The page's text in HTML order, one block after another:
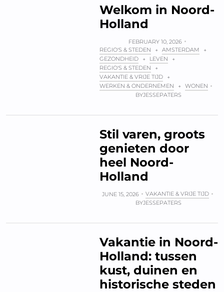
Welkom in Noord-
Holland
FEBRUARY 10, 2026
REGIO'S & STEDEN
+ AMSTERDAM
+
GEZONDHEID
+ LEVEN
+
REGIO'S & STEDEN
+
VAKANTIE & VRIJE TIJD
+
WERKEN & ONDERNEMEN
+ WONEN
BYJESSEPATERS
Stil varen, groots
genieten door
heel Noord-
Holland
JUNE 15, 2026
VAKANTIE & VRIJE TIJD
BYJESSEPATERS
Vakantie in Noord-
Holland: tussen
kust, duinen en
historische steden